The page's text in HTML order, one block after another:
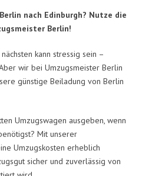
nach Edinburgh? Nutze die
Berlin!
kann stressig sein –
wir bei Umzugsmeister Berlin
günstige Beiladung von Berlin
Umzugswagen ausgeben, wenn
Mit unserer
Umzugskosten erheblich
sicher und zuverlässig von